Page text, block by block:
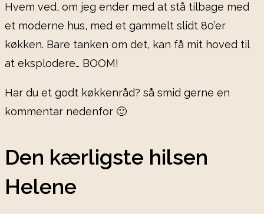
Hvem ved, om jeg ender med at stå tilbage med
et moderne hus, med et gammelt slidt 80’er
køkken. Bare tanken om det, kan få mit hoved til
at eksplodere… BOOM!
Har du et godt køkkenråd? så smid gerne en
kommentar nedenfor 🙂
Den kærligste hilsen
Helene